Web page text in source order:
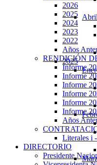
Abril
2025
2026
2025
2024
2023
2022
Años
RENDICIÓN
Informe
Informe
Informe
Informe
Informe
Informe
Años
Literales i
DIRECTORIO
Presidente